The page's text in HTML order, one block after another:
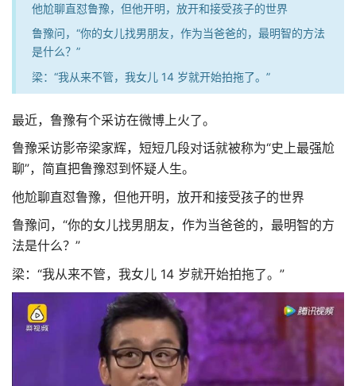
他尬聊直怼鲁豫，但他开明，放开和接受孩子的世界
鲁豫问，“你的女儿找男朋友，作为当爸爸的，最明智的方法
是什么？”
梁：“我从来不管，我女儿 14 岁就开始拍拖了。”
最近，鲁豫有个采访在微博上火了。
鲁豫采访影帝梁家辉，短短几段对话就被称为“史上最强尬
聊”，简直把鲁豫怼到怀疑人生。
他尬聊直怼鲁豫，但他开明，放开和接受孩子的世界
鲁豫问，“你的女儿找男朋友，作为当爸爸的，最明智的方
法是什么？”
梁：“我从来不管，我女儿 14 岁就开始拍拖了。”